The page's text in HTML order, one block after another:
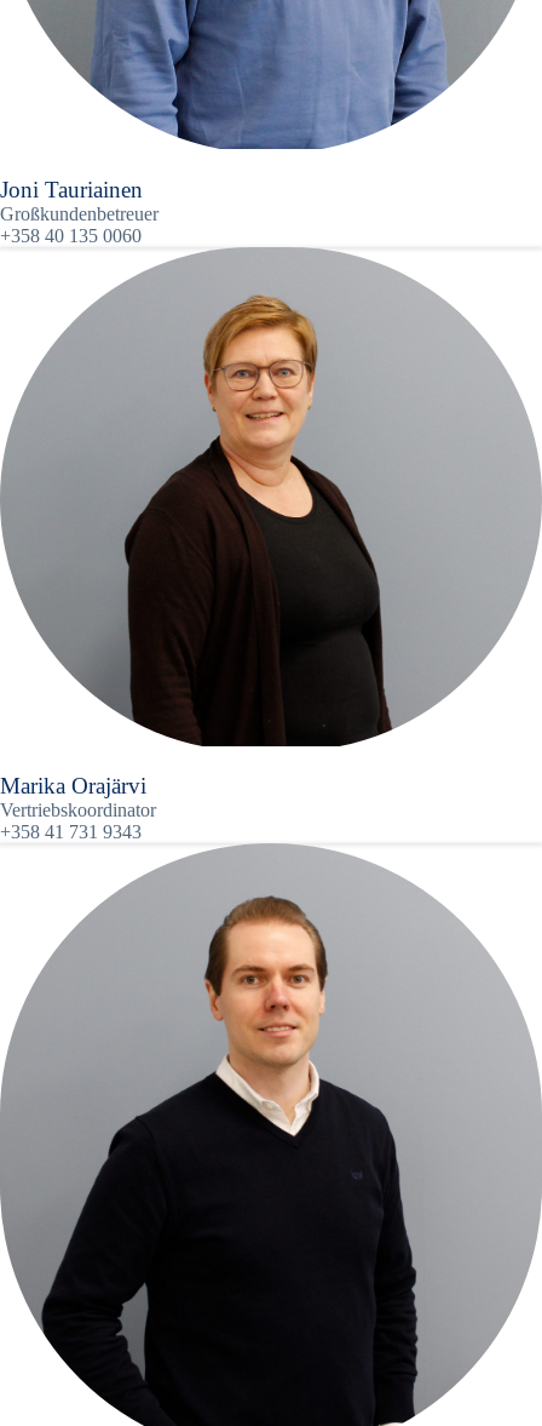
Joni Tauriainen
Großkundenbetreuer
+358 40 135 0060
Marika Orajärvi
Vertriebskoordinator
+358 41 731 9343